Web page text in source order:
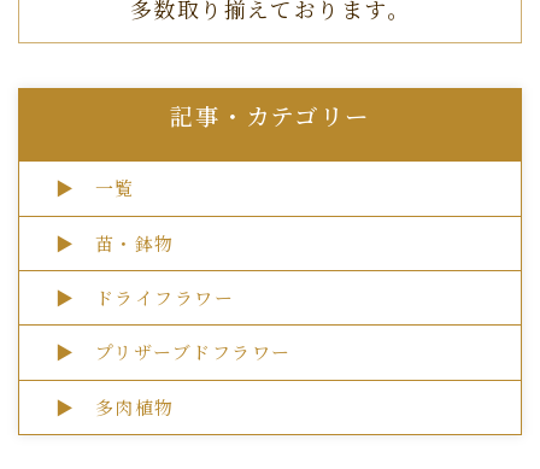
多数取り揃えております。
記事・カテゴリー
▶ 一覧
▶ 苗・鉢物
▶ ドライフラワー
▶ プリザーブドフラワー
▶ 多肉植物